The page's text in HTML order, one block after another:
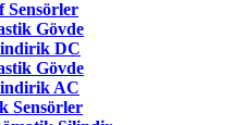
Sensörler
Gövde
DC
Gövde
AC
Sensörler